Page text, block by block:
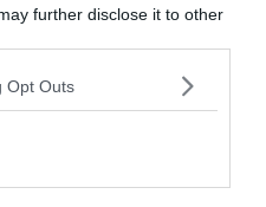
further disclose it to other
Opt Outs